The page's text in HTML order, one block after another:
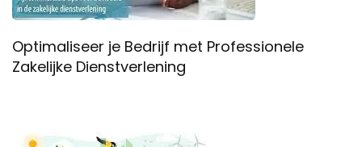
Optimaliseer je Bedrijf met Professionele
Zakelijke Dienstverlening